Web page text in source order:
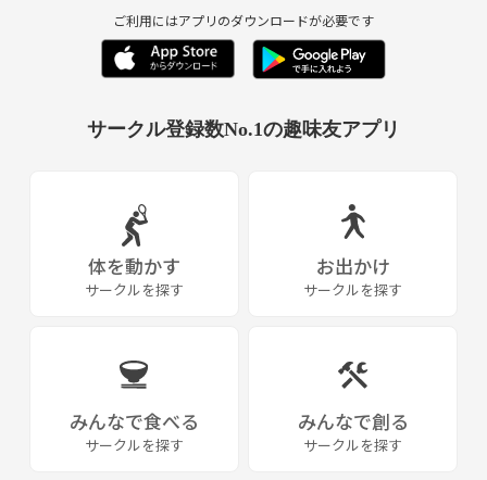
ご利用にはアプリのダウンロードが必要です
サークル登録数No.1の趣味友アプリ
体を動かす
サークルを探す
お出かけ
サークルを探す
みんなで食べる
サークルを探す
みんなで創る
サークルを探す